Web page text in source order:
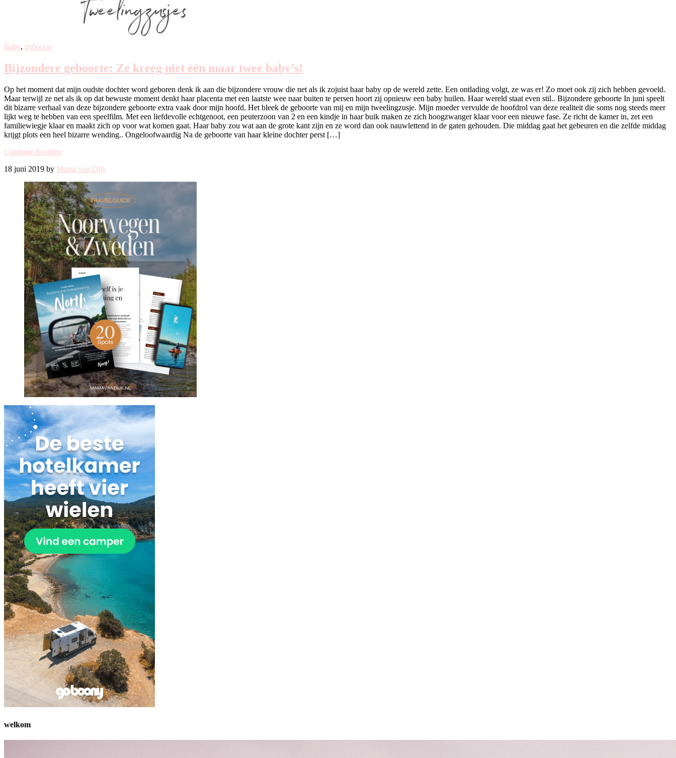
Baby, geboorte
Bijzondere geboorte: Ze kreeg niet één maar twee baby’s!
Op het moment dat mijn oudste dochter word geboren denk ik aan die bijzondere vrouw die net als ik zojuist haar baby op de wereld zette. Een ontlading volgt, ze was er! Zo moet ook zij zich hebben gevoeld.
Maar terwijl ze net als ik op dat bewuste moment denkt haar placenta met een laatste wee naar buiten te persen hoort zij opnieuw een baby huilen. Haar wereld staat even stil.. Bijzondere geboorte In juni speelt
dit bizarre verhaal van deze bijzondere geboorte extra vaak door mijn hoofd. Het bleek de geboorte van mij en mijn tweelingzusje. Mijn moeder vervulde de hoofdrol van deze realiteit die soms nog steeds meer
lijkt weg te hebben van een speelfilm. Met een liefdevolle echtgenoot, een peuterzoon van 2 en een kindje in haar buik maken ze zich hoogzwanger klaar voor een nieuwe fase. Ze richt de kamer in, zet een
familiewiegje klaar en maakt zich op voor wat komen gaat. Haar baby zou wat aan de grote kant zijn en ze word dan ook nauwlettend in de gaten gehouden. Die middag gaat het gebeuren en die zelfde middag
krijgt plots een heel bizarre wending.. Ongeloofwaardig Na de geboorte van haar kleine dochter perst […]
Continue Reading
18 juni 2019 by Mama van Dijk
welkom